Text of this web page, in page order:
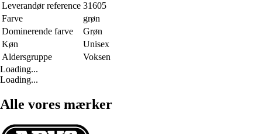
Leverandør reference 31605
Farve
grøn
Dominerende farve
Grøn
Køn
Unisex
Aldersgruppe
Voksen
Loading...
Loading...
Alle vores mærker